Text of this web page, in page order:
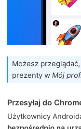
Możesz
prezenty w Mój
Przesyłaj do
Użytkownicy